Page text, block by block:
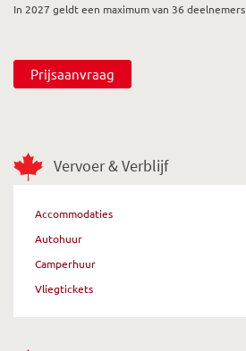
Vervoer & Verblijf
Accommodaties
Autohuur
Camperhuur
Vliegtickets
In 2027 geldt een maximum van 36 deelnemers
Prijsaanvraag